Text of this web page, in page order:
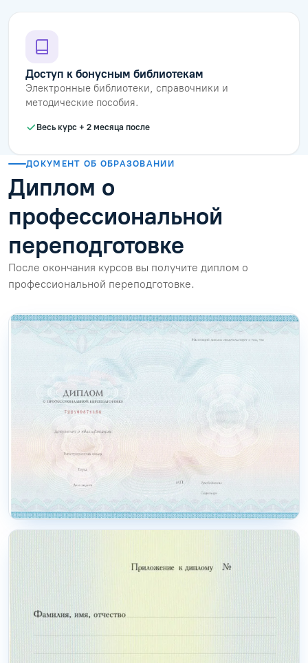
Доступ к бонусным библиотекам
Электронные библиотеки, справочники и
методические пособия.
Весь курс + 2 месяца после
ДОКУМЕНТ ОБ ОБРАЗОВАНИИ
Диплом о
профессиональной
переподготовке
После окончания курсов вы получите диплом о
профессиональной переподготовке.